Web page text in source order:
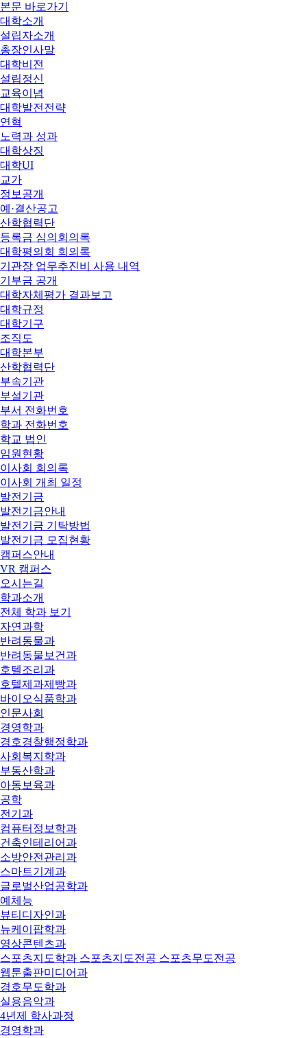
본문 바로가기
대학소개
설립자소개
총장인사말
대학비전
설립정신
교육이념
대학발전전략
연혁
노력과 성과
대학상징
대학UI
교가
정보공개
예·결산공고
산학협력단
등록금 심의회의록
대학평의회 회의록
기관장 업무추진비 사용 내역
기부금 공개
대학자체평가 결과보고
대학규정
대학기구
조직도
대학본부
산학협력단
부속기관
부설기관
부서 전화번호
학과 전화번호
학교 법인
임원현황
이사회 회의록
이사회 개최 일정
발전기금
발전기금안내
발전기금 기탁방법
발전기금 모집현황
캠퍼스안내
VR 캠퍼스
오시는길
학과소개
전체 학과 보기
자연과학
반려동물과
반려동물보건과
호텔조리과
호텔제과제빵과
바이오식품학과
인문사회
경영학과
경호경찰행정학과
사회복지학과
부동산학과
아동보육과
공학
전기과
컴퓨터정보학과
건축인테리어과
소방안전관리과
스마트기계과
글로벌산업공학과
예체능
뷰티디자인과
뉴케이팝학과
영상콘텐츠과
스포츠지도학과 스포츠지도전공 스포츠무도전공
웹툰출판미디어과
경호무도학과
실용음악과
4년제 학사과정
경영학과